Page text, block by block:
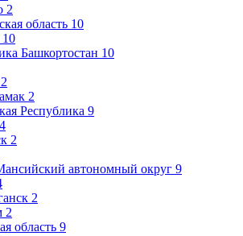
2
область 10
10
Башкортостан 10
2
2
Республика 9
4
2
автономный округ 9
2
2
область 9